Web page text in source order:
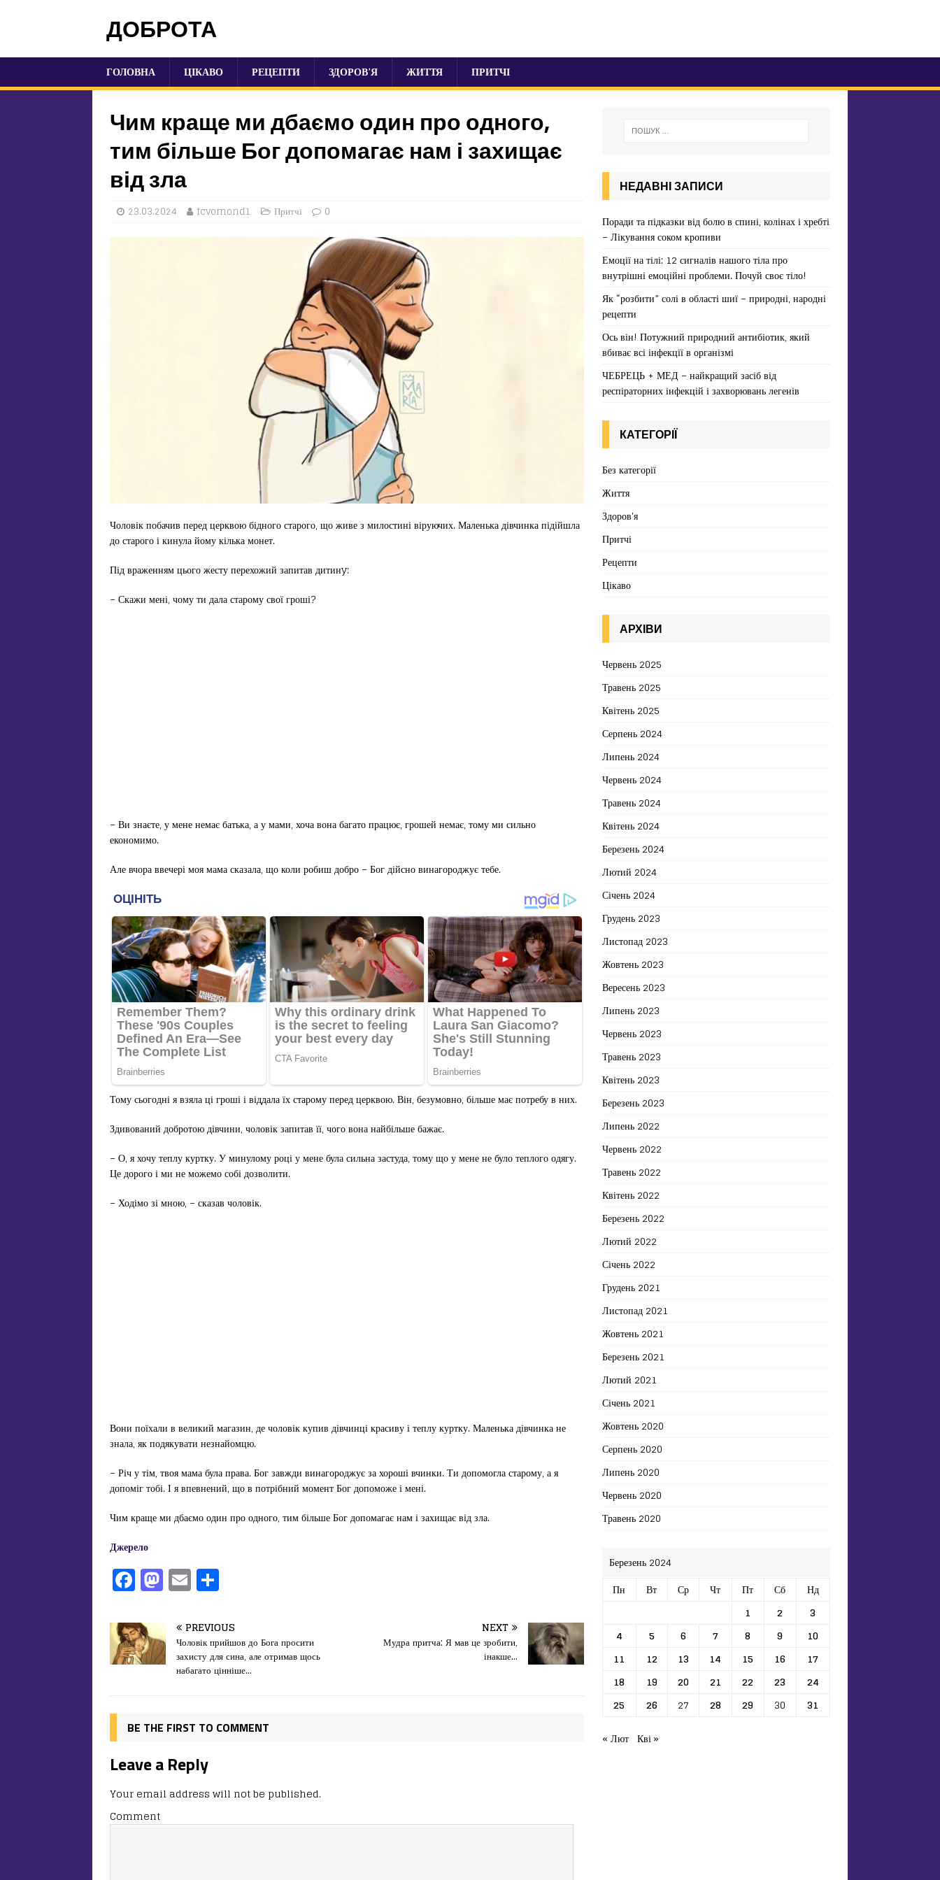
ДОБРОТА
ГОЛОВНА ЦІКАВО РЕЦЕПТИ ЗДОРОВ’Я ЖИТТЯ ПРИТЧІ
Чим краще ми дбаємо один про одного,
тим більше Бог допомагає нам і захищає
від зла
23.03.2024 fcvomond1 Притчі 0
Чоловік побачив перед церквою бідного старого, що живе з милостині віруючих. Маленька дівчинка підійшла
до старого і кинула йому кілька монет.
Під враженням цього жесту перехожий запитав дитинy:
– Скажи мені, чому ти дала старому свої гроші?
– Ви знаєте, у мене немає батька, а у мами, хоча вона багато працює, грошей немає, тому ми сильно
економимо.
Але вчора ввечері моя мама сказала, що коли робиш добро – Бог дійсно винагороджує тебе.
Тому сьогодні я взяла ці гроші і віддала їх старому перед церквою. Він, безумовно, більше має потребу в них.
Здивований добротою дівчини, чоловік запитав її, чого вона найбільше бажає.
– О, я хочу теплу куртку. У минулому році у мене була сильна застуда, тому що у мене не було теплого одягу.
Це дорого і ми не можемо собі дозволити.
– Ходімо зі мною, – сказав чоловік.
Вони поїхали в великий магазин, де чоловік купив дівчинці красиву і теплу куртку. Маленька дівчинка не
знала, як подякувати незнайомцю.
– Річ у тім, твоя мама була права. Бог завжди винагороджує за хороші вчинки. Ти допомогла старому, а я
допоміг тобі. І я впевнений, що в потрібний момент Бог допоможе і мені.
Чим краще ми дбаємо один про одного, тим більше Бог допомагає нам і захищає від зла.
Джерело
F
a
c
e
b
o
k
M
a
st
o
d
n
E
m
ai
l
іл
и
т
я
PREVIOUS
Чоловік прийшов до Бога просити
захисту для сина, але отримав щось
набагато цінніше…
NEXT
Мудра притча: Я мав це зробити,
інакше…
BE THE FIRST TO COMMENT
Leave a Reply
Your email address will not be published.
Comment
НЕДАВНІ ЗАПИСИ
Поради та підказки від болю в спині, колінах і хребті
– Лікування соком кропиви
Емоції на тілі: 12 сигналів нашого тіла про
внутрішні емоційні проблеми. Почуй своє тіло!
Як “розбити” солі в області шиї – природні, народні
рецепти
Ось він! Потужний природний антибіотик, який
вбиває всі інфекції в організмі
ЧЕБРЕЦЬ + МЕД – найкращий засіб від
респіраторних інфекцій і захворювань легенів
КАТЕГОРІЇ
Без категорії
Життя
Здоров'я
Притчі
Рецепти
Цікаво
АРХІВИ
Червень 2025
Травень 2025
Квітень 2025
Серпень 2024
Липень 2024
Червень 2024
Травень 2024
Квітень 2024
Березень 2024
Лютий 2024
Січень 2024
Грудень 2023
Листопад 2023
Жовтень 2023
Вересень 2023
Липень 2023
Червень 2023
Травень 2023
Квітень 2023
Березень 2023
Липень 2022
Червень 2022
Травень 2022
Квітень 2022
Березень 2022
Лютий 2022
Січень 2022
Грудень 2021
Листопад 2021
Жовтень 2021
Березень 2021
Лютий 2021
Січень 2021
Жовтень 2020
Серпень 2020
Липень 2020
Червень 2020
Травень 2020
Березень 2024
Пн
Вт Ср Чт Пт Сб
Нд
1
2
3
4
5 6 7 8 9
10
11
12 13 14 15 16
17
18
19 20 21 22 23
24
25
26 27 28 29 30
31
« Лют Кві »